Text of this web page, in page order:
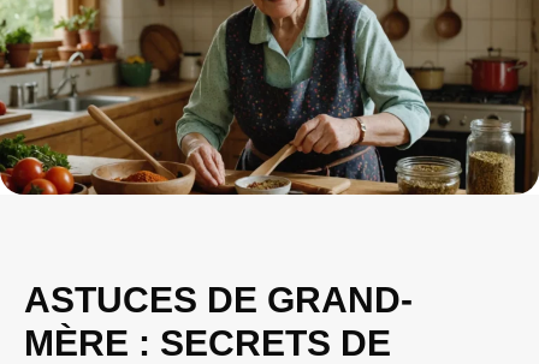
ASTUCES DE GRAND-
MÈRE : SECRETS DE